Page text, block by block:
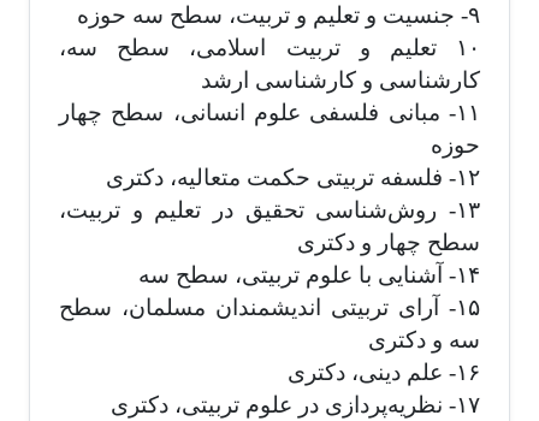
۹- جنسیت و تعلیم و تربیت، سطح سه حوزه
۱۰ تعلیم و تربیت اسلامی، سطح سه،
کارشناسی و کارشناسی ارشد
۱۱- مبانی فلسفی علوم انسانی، سطح چهار
حوزه
۱۲- فلسفه تربیتی حکمت متعالیه، دکتری
۱۳- روش‌شناسی تحقیق در تعلیم و تربیت،
سطح چهار و دکتری
۱۴- آشنایی با علوم تربیتی، سطح سه
۱۵- آرای تربیتی اندیشمندان مسلمان، سطح
سه و دکتری
۱۶- علم دینی، دکتری
۱۷- نظریه‌پردازی در علوم تربیتی، دکتری